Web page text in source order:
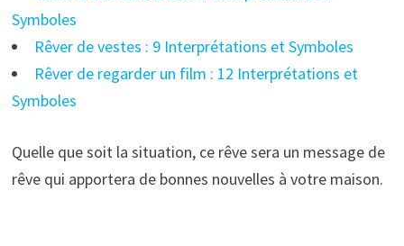
Symboles
Rêver de vestes : 9 Interprétations et Symboles
Rêver de regarder un film : 12 Interprétations et
Symboles
Quelle que soit la situation, ce rêve sera un message de
rêve qui apportera de bonnes nouvelles à votre maison.